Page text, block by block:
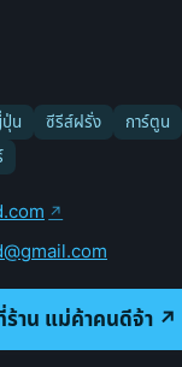
น ซีรีส์ฝรั่ง การ์ตูน
ร้าน แม่ค้าคนดีจ้า ↗